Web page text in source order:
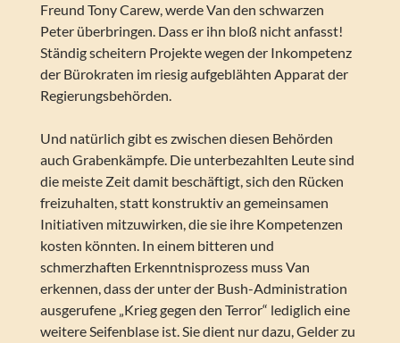
Freund Tony Carew, werde Van den schwarzen
Peter überbringen. Dass er ihn bloß nicht anfasst!
Ständig scheitern Projekte wegen der Inkompetenz
der Bürokraten im riesig aufgeblähten Apparat der
Regierungsbehörden.
Und natürlich gibt es zwischen diesen Behörden
auch Grabenkämpfe. Die unterbezahlten Leute sind
die meiste Zeit damit beschäftigt, sich den Rücken
freizuhalten, statt konstruktiv an gemeinsamen
Initiativen mitzuwirken, die sie ihre Kompetenzen
kosten könnten. In einem bitteren und
schmerzhaften Erkenntnisprozess muss Van
erkennen, dass der unter der Bush-Administration
ausgerufene „Krieg gegen den Terror“ lediglich eine
weitere Seifenblase ist. Sie dient nur dazu, Gelder zu